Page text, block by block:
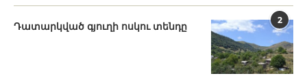
2
Դատարկված գյուղի ոսկու տենդը